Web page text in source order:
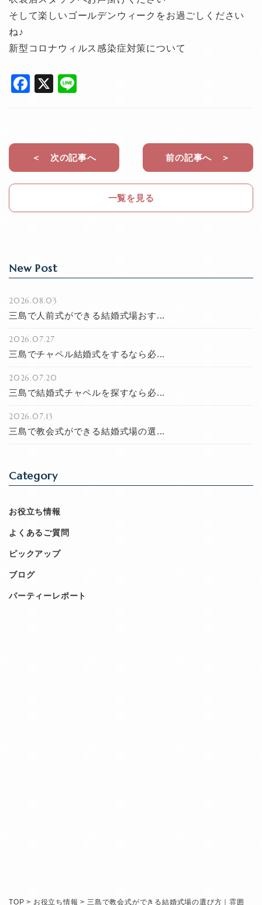
そして楽しいゴールデンウィークをお過ごしください
ね♪
新型コロナウィルス感染症対策について
F
e
b
o
k
X
＜ 次の記事へ
一覧を見る
前の記事へ ＞
New Post
2026.08.03
三島で人前式ができる結婚式場おす...
2026.07.27
三島でチャペル結婚式をするなら必...
2026.07.20
三島で結婚式チャペルを探すなら必...
2026.07.13
三島で教会式ができる結婚式場の選...
Category
お役立ち情報
よくあるご質問
ピックアップ
ブログ
パーティーレポート
TOP > お役立ち情報 >三島で教会式ができる結婚式場の選び方｜雰囲